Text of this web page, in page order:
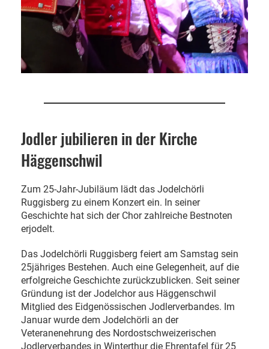
Jodler jubilieren in der Kirche
Häggenschwil
Zum 25-Jahr-Jubiläum lädt das Jodelchörli
Ruggisberg zu einem Konzert ein. In seiner
Geschichte hat sich der Chor zahlreiche Bestnoten
erjodelt.
Das Jodelchörli Ruggisberg feiert am Samstag sein
25jähriges Bestehen. Auch eine Gelegenheit, auf die
erfolgreiche Geschichte zurückzublicken. Seit seiner
Gründung ist der Jodelchor aus Häggenschwil
Mitglied des Eidgenössischen Jodlerverbandes. Im
Januar wurde dem Jodelchörli an der
Veteranenehrung des Nordostschweizerischen
Jodlerverbandes in Winterthur die Ehrentafel für 25